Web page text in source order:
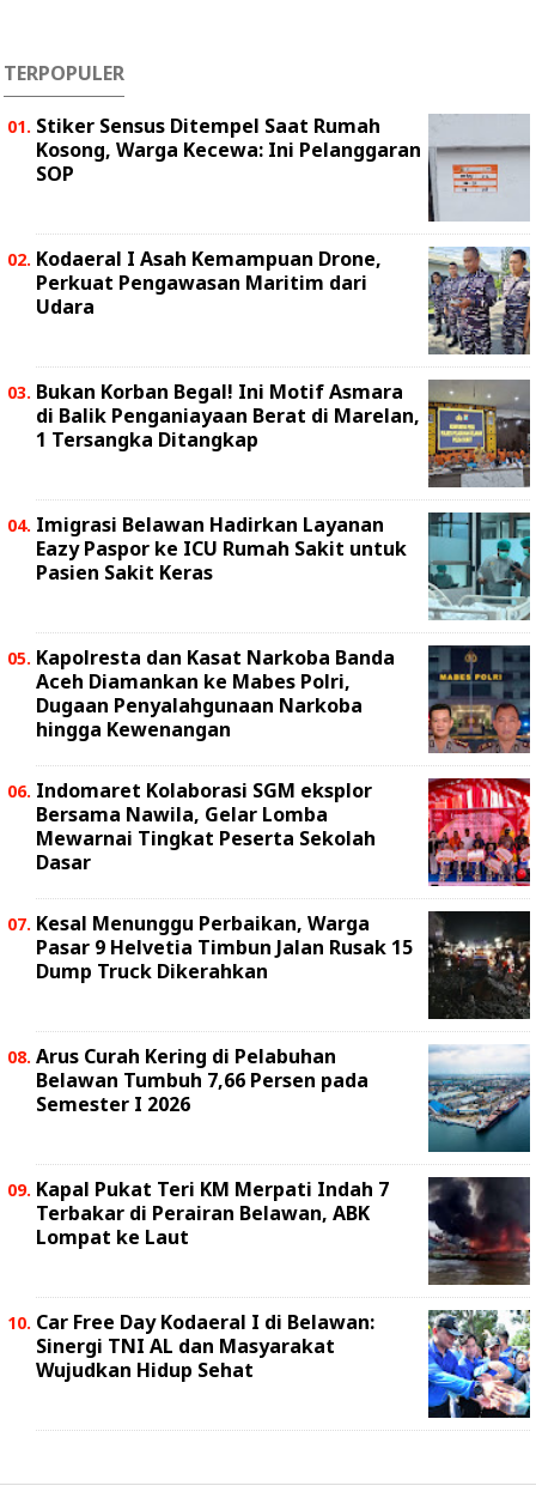
TERPOPULER
Stiker Sensus Ditempel Saat Rumah
Kosong, Warga Kecewa: Ini Pelanggaran
SOP
Kodaeral I Asah Kemampuan Drone,
Perkuat Pengawasan Maritim dari
Udara
Bukan Korban Begal! Ini Motif Asmara
di Balik Penganiayaan Berat di Marelan,
1 Tersangka Ditangkap
Imigrasi Belawan Hadirkan Layanan
Eazy Paspor ke ICU Rumah Sakit untuk
Pasien Sakit Keras
Kapolresta dan Kasat Narkoba Banda
Aceh Diamankan ke Mabes Polri,
Dugaan Penyalahgunaan Narkoba
hingga Kewenangan
Indomaret Kolaborasi SGM eksplor
Bersama Nawila, Gelar Lomba
Mewarnai Tingkat Peserta Sekolah
Dasar
Kesal Menunggu Perbaikan, Warga
Pasar 9 Helvetia Timbun Jalan Rusak 15
Dump Truck Dikerahkan
Arus Curah Kering di Pelabuhan
Belawan Tumbuh 7,66 Persen pada
Semester I 2026
Kapal Pukat Teri KM Merpati Indah 7
Terbakar di Perairan Belawan, ABK
Lompat ke Laut
Car Free Day Kodaeral I di Belawan:
Sinergi TNI AL dan Masyarakat
Wujudkan Hidup Sehat